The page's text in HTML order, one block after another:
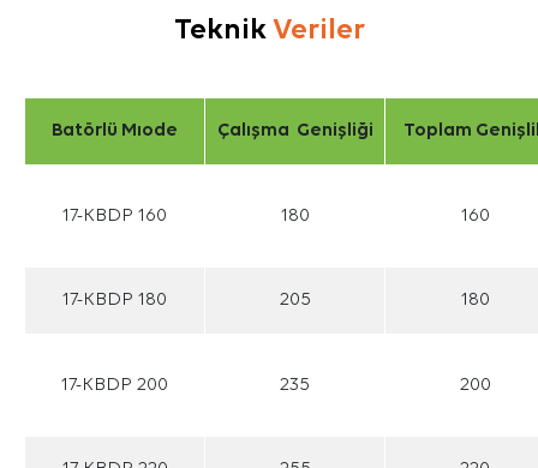
Teknik Veriler
Batörlü Mıode Çalışma Genişliği Toplam
17-KBDP 160 180 160
17-KBDP 180 205 180
17-KBDP 200 235 200